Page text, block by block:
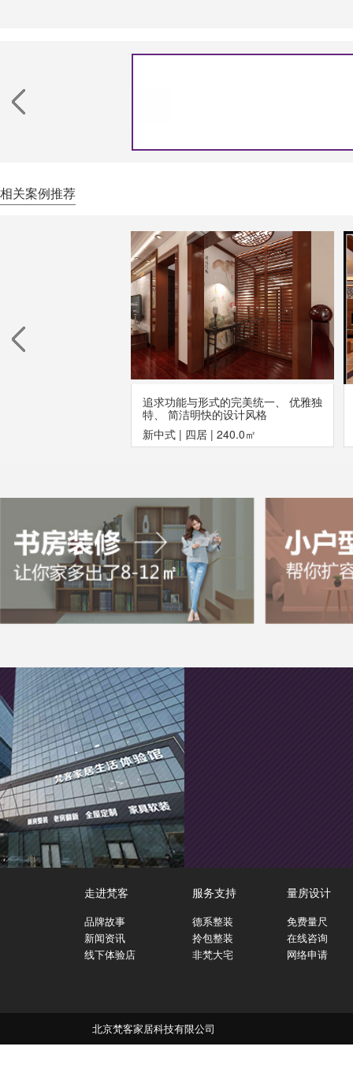
相关案例推荐
追求功能与形式的完美统一、 优雅独
特、 简洁明快的设计风格
新中式 | 四居 | 240.0㎡
走进梵客
品牌故事
新闻资讯
线下体验店
服务支持
德系整装
拎包整装
非梵大宅
量房设计
免费量尺
在线咨询
网络申请
北京梵客家居科技有限公司